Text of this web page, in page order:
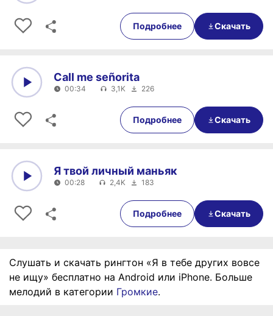
00:39
Подробнее Скачать
00:34
Call me señorita
00:34 3,1K 226
Подробнее Скачать
00:28
Я твой личный маньяк
00:28 2,4K 183
Подробнее Скачать
Слушать и скачать рингтон «Я в тебе других вовсе
не ищу» бесплатно на Android или iPhone. Больше
мелодий в категории Громкие.